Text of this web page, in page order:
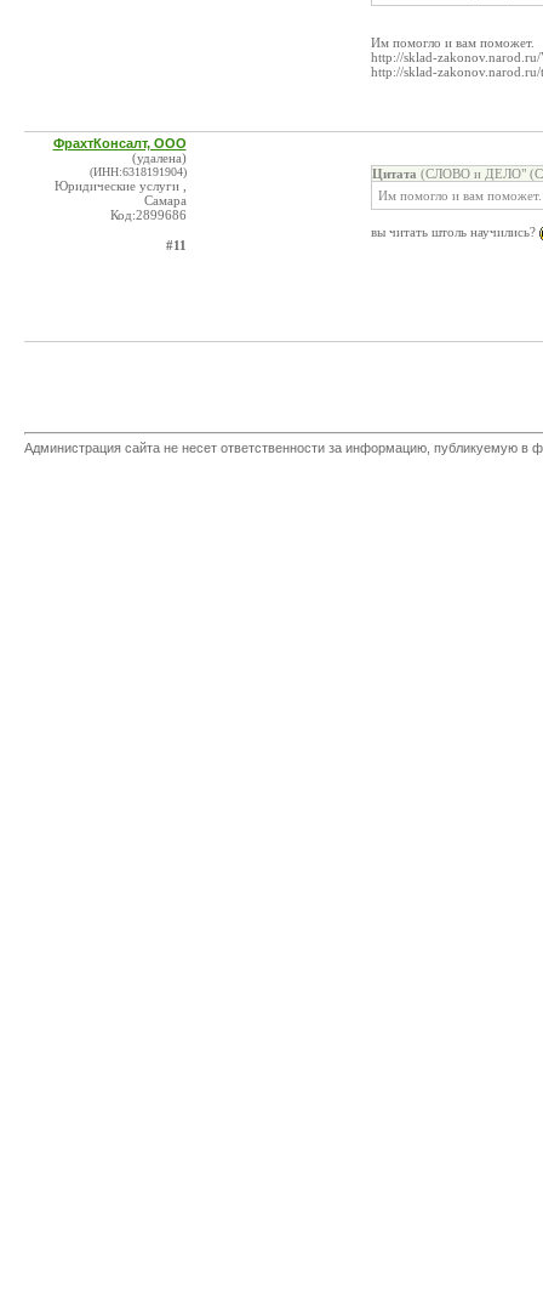
Им помогло и вам поможет.
http://sklad-
http://sklad-
ФрахтКонсалт, ООО
(удалена)
(ИНН:6318191904)
Юридические услуги ,
Самара
Код:2899686
#11
Цитата (СЛОВО и ДЕЛО"
Им помогло и вам поможет.
вы читать штоль научились?
Администрация сайта не несет ответственности за информацию, публикуемую